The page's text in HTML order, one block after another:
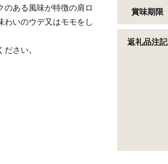
のある風味が特徴の肩ロ
わいのウデ又はモモをし
さい。
賞味期限
返礼品注記